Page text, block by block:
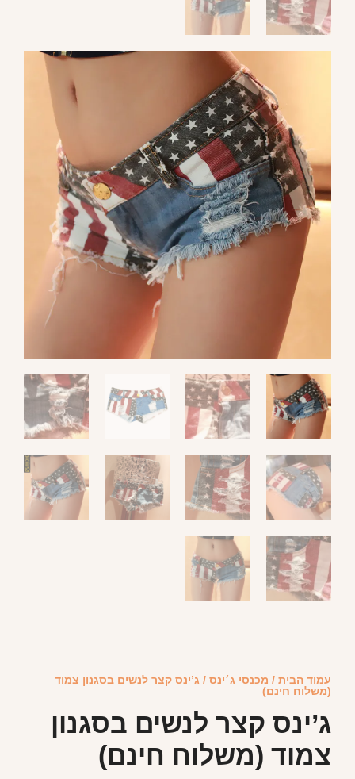
עמוד הבית / מכנסי ג׳ינס / ג’ינס קצר לנשים בסגנון צמוד
(משלוח חינם)
ג’ינס קצר לנשים בסגנון
צמוד (משלוח חינם)